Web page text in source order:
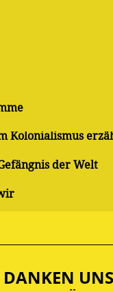
Kolonialismus
der Welt